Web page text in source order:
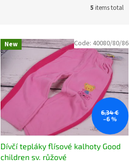
5 items total
New
6,34 €
–6 %
Dívčí tepláky flísové kalhoty Good
children sv. růžové
Code: 40080/80/86